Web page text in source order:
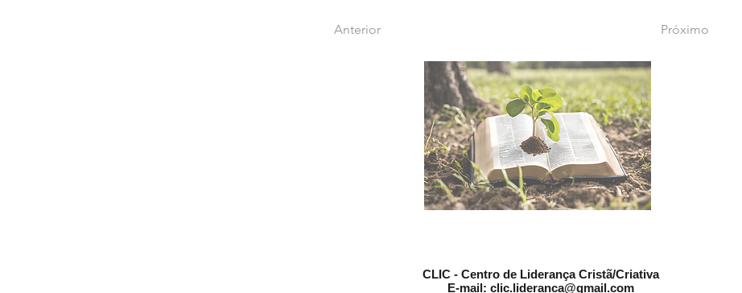
Anterior Próximo
CLIC - Centro de Liderança Cristã/Criativa
E-mail: clic.lideranca@gmail.com